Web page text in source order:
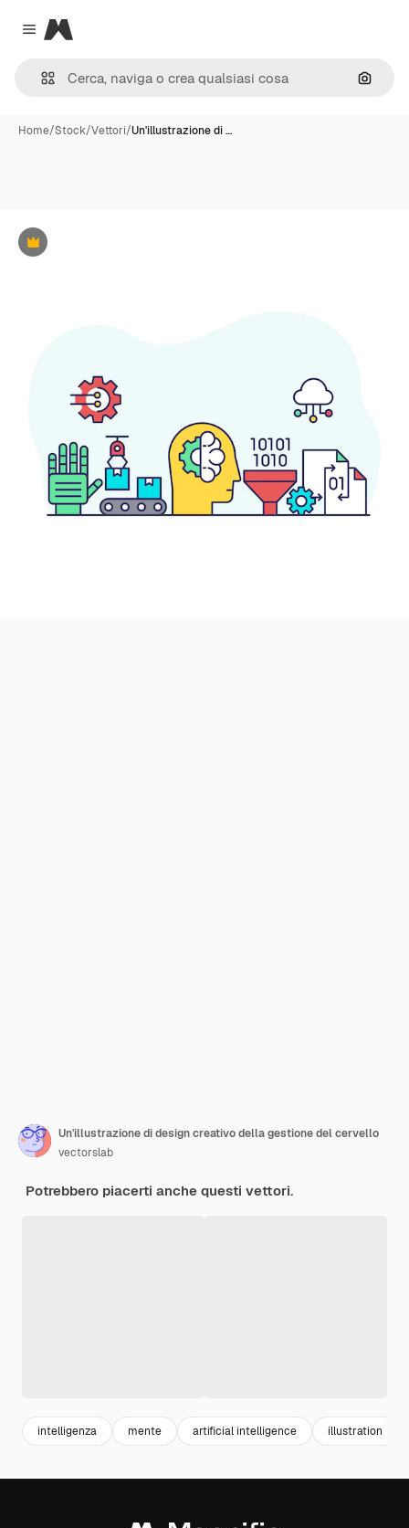
Close menu
Magnific
Cerca
Home/Stock/Vettori/Un'illustrazione di …
Premium
Un'illustrazione di design creativo della gestione del cervello
vectorslab
Potrebbero piacerti anche questi vettori.
intelligenza mente artificial intelligence illustration